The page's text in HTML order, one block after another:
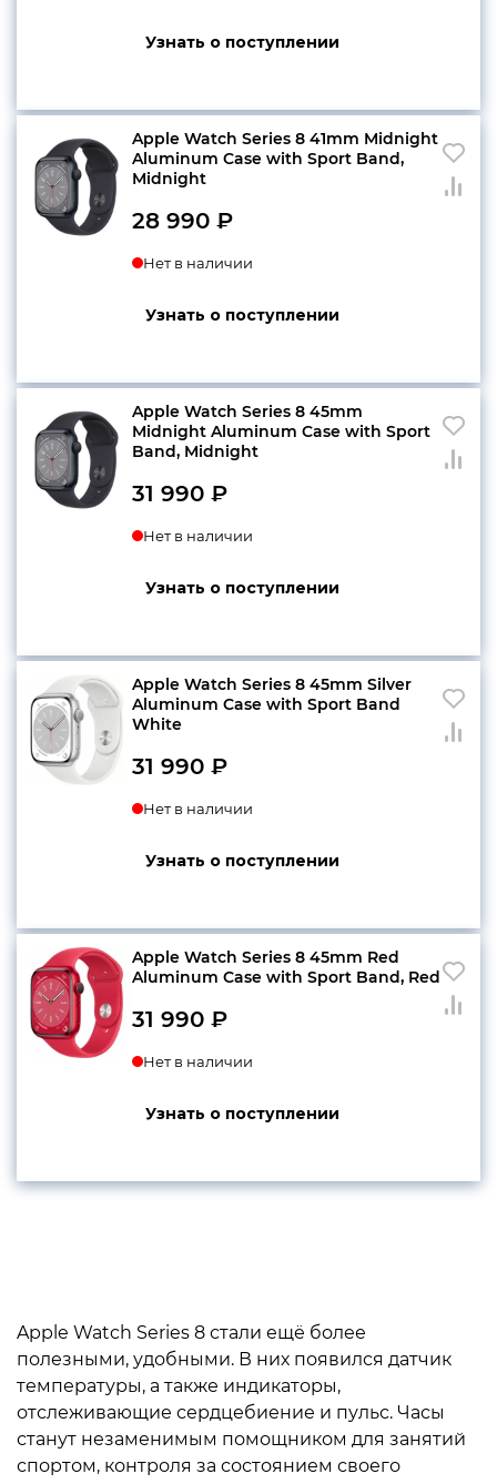
Узнать о поступлении
Apple Watch Series 8 41mm Midnight
Aluminum Case with Sport Band,
Midnight
28 990 ₽
Нет в наличии
Узнать о поступлении
Apple Watch Series 8 45mm
Midnight Aluminum Case with Sport
Band, Midnight
31 990 ₽
Нет в наличии
Узнать о поступлении
Apple Watch Series 8 45mm Silver
Aluminum Case with Sport Band
White
31 990 ₽
Нет в наличии
Узнать о поступлении
Apple Watch Series 8 45mm Red
Aluminum Case with Sport Band, Red
31 990 ₽
Нет в наличии
Узнать о поступлении
Apple Watch Series 8 стали ещё более
полезными, удобными. В них появился датчик
температуры, а также индикаторы,
отслеживающие сердцебиение и пульс. Часы
станут незаменимым помощником для занятий
спортом, контроля за состоянием своего